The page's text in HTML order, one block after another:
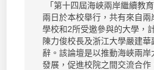
「第十四屆海峽兩岸繼續教
兩日於本校舉行，共有來自兩
學校和2所受邀參與的大學，
陳力俊校長及浙江大學嚴建
辭。該論壇是以推動海峽兩
發展，促進校院之間交流合